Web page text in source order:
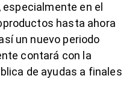
en el
hasta ahora
un nuevo periodo
contará con la
de ayudas a finales